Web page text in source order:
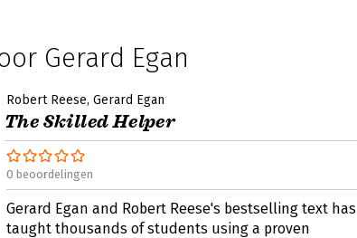
Gerard Egan
Robert Reese Gerard Egan
The Skilled Helper
0 beoordelingen
Gerard Egan and Robert Reese's bestselling text has
taught thousands of students using a proven